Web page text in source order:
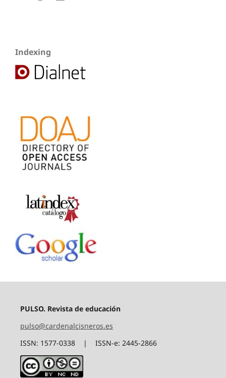
Indexing
PULSO. Revista de educación
pulso@cardenalcisneros.es
ISSN: 1577-0338 | ISSN-e: 2445-2866